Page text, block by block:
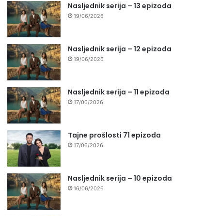
Nasljednik serija – 13 epizoda
19/06/2026
Nasljednik serija – 12 epizoda
19/06/2026
Nasljednik serija – 11 epizoda
17/06/2026
Tajne prošlosti 71 epizoda
17/06/2026
Nasljednik serija – 10 epizoda
16/06/2026